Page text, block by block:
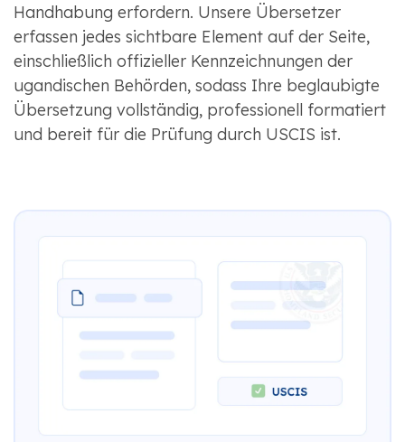
Handhabung erfordern. Unsere Übersetzer
erfassen jedes sichtbare Element auf der Seite,
einschließlich offizieller Kennzeichnungen der
ugandischen Behörden, sodass Ihre beglaubigte
Übersetzung vollständig, professionell formatiert
und bereit für die Prüfung durch USCIS ist.